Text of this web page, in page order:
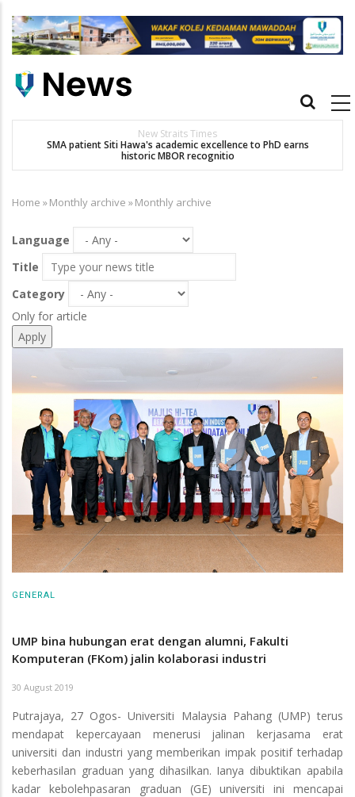
main
Main
New Straits Times
SMA patient Siti Hawa's academic excellence to PhD earns
historic MBOR recognitio
Breadcrumb
Home »Monthly archive »Monthly archive
Language
Title
Category
Only for article
GENERAL
UMP bina hubungan erat dengan alumni, Fakulti
Komputeran (FKom) jalin kolaborasi industri
30 August 2019
Putrajaya, 27 Ogos- Universiti Malaysia Pahang (UMP) terus
mendapat kepercayaan menerusi jalinan kerjasama erat
universiti dan industri yang memberikan impak positif terhadap
keberhasilan graduan yang dihasilkan. Ianya dibuktikan apabila
kadar kebolehpasaran graduan (GE) universiti ini mencapai